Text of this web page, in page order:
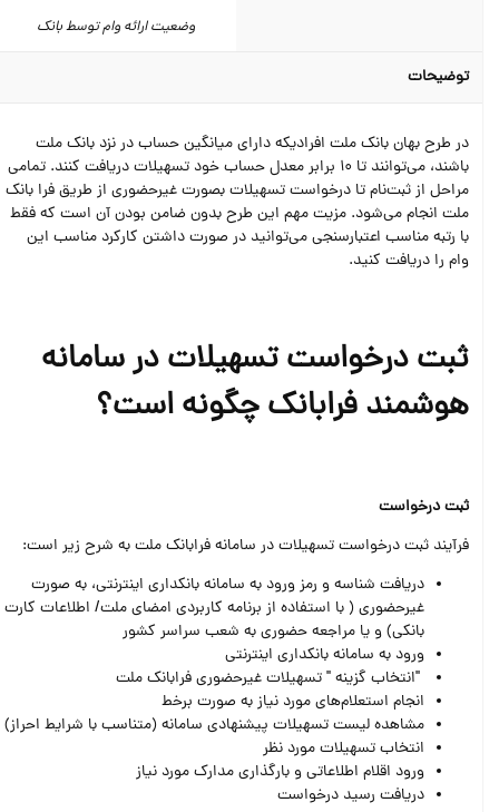
وضعیت ارائه وام توسط بانک
توضیحات
در طرح بهان بانک ملت افرادیکه دارای میانگین حساب در نزد بانک ملت
باشند، می‌توانند تا 10 برابر معدل حساب خود تسهیلات دریافت کنند. تمامی
مراحل از ثبت‌نام تا درخواست تسهیلات بصورت غیرحضوری از طریق فرا بانک
ملت انجام می‌شود. مزیت مهم این طرح بدون ضامن بودن آن است که فقط
با رتبه مناسب اعتبارسنجی می‌توانید در صورت داشتن کارکرد مناسب این
وام را دریافت کنید.
ثبت درخواست تسهیلات در سامانه
هوشمند فرابانک چگونه است؟
ثبت درخواست
فرآیند ثبت درخواست تسهیلات در سامانه فرابانک ملت به شرح زیر است:
دریافت شناسه و رمز ورود به سامانه بانکداری اینترنتی، به صورت
غیرحضوری ( با استفاده از برنامه کاربردی امضای ملت/ اطلاعات کارت
بانکی) و یا مراجعه حضوری به شعب سراسر کشور
ورود به سامانه بانکداری اینترنتی
"انتخاب گزینه " تسهیلات غیرحضوری فرابانک ملت
انجام استعلام‌های مورد نیاز به صورت برخط
مشاهده لیست تسهیلات پیشنهادی سامانه (متناسب با شرایط احراز)
انتخاب تسهیلات مورد نظر
ورود اقلام اطلاعاتی و بارگذاری مدارک مورد نیاز
دریافت رسید درخواست